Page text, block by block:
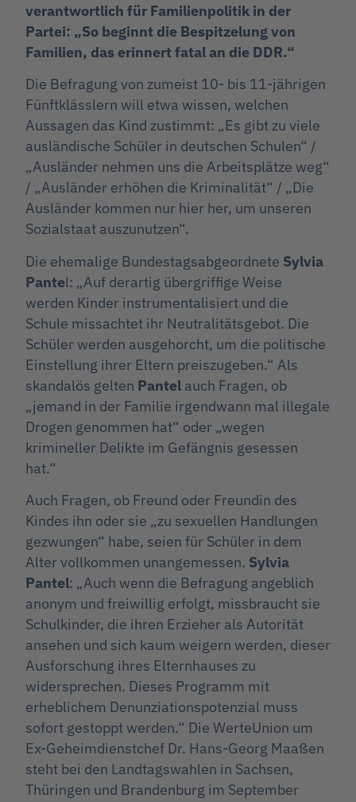
verantwortlich für Familienpolitik in der
Partei: „So beginnt die Bespitzelung von
Familien, das erinnert fatal an die DDR.“
Die Befragung von zumeist 10- bis 11-jährigen
Fünftklässlern will etwa wissen, welchen
Aussagen das Kind zustimmt: „Es gibt zu viele
ausländische Schüler in deutschen Schulen“ /
„Ausländer nehmen uns die Arbeitsplätze weg“
/ „Ausländer erhöhen die Kriminalität“ / „Die
Ausländer kommen nur hier her, um unseren
Sozialstaat auszunutzen“.
Die ehemalige Bundestagsabgeordnete Sylvia
Pantel: „Auf derartig übergriffige Weise
werden Kinder instrumentalisiert und die
Schule missachtet ihr Neutralitätsgebot. Die
Schüler werden ausgehorcht, um die politische
Einstellung ihrer Eltern preiszugeben.“ Als
skandalös gelten Pantel auch Fragen, ob
„jemand in der Familie irgendwann mal illegale
Drogen genommen hat“ oder „wegen
krimineller Delikte im Gefängnis gesessen
hat.“
Auch Fragen, ob Freund oder Freundin des
Kindes ihn oder sie „zu sexuellen Handlungen
gezwungen“ habe, seien für Schüler in dem
Alter vollkommen unangemessen. Sylvia
Pantel: „Auch wenn die Befragung angeblich
anonym und freiwillig erfolgt, missbraucht sie
Schulkinder, die ihren Erzieher als Autorität
ansehen und sich kaum weigern werden, dieser
Ausforschung ihres Elternhauses zu
widersprechen. Dieses Programm mit
erheblichem Denunziationspotenzial muss
sofort gestoppt werden.“ Die WerteUnion um
Ex-Geheimdienstchef Dr. Hans-Georg Maaßen
steht bei den Landtagswahlen in Sachsen,
Thüringen und Brandenburg im September